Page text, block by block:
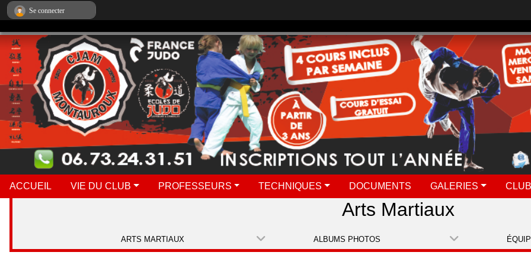
ACCUEIL VIE DU CLUB PROFESSEURS TECHNIQUES DOCUMENTS GALERIES
Arts Martiaux
ARTS MARTIAUX ALBUMS PHOTOS
Se connecter
Panneau de gestion des cookies